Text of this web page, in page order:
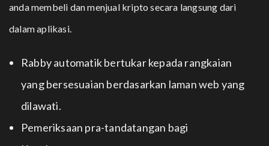
anda membeli dan menjual kripto secara langsung dari
dalam aplikasi.
Rabby automatik bertukar kepada rangkaian
yang bersesuaian berdasarkan laman web yang
dilawati.
Pemeriksaan pra-tandatangan bagi